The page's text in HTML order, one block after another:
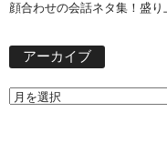
顔合わせの会話ネタ集！盛
アーカイブ